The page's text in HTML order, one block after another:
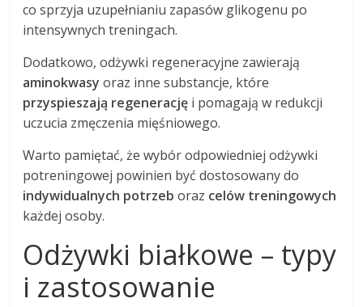
co sprzyja uzupełnianiu zapasów glikogenu po
intensywnych treningach.
Dodatkowo, odżywki regeneracyjne zawierają
aminokwasy oraz inne substancje, które
przyspieszają regenerację i pomagają w redukcji
uczucia zmęczenia mięśniowego.
Warto pamiętać, że wybór odpowiedniej odżywki
potreningowej powinien być dostosowany do
indywidualnych potrzeb oraz celów treningowych
każdej osoby.
Odżywki białkowe – typy
i zastosowanie